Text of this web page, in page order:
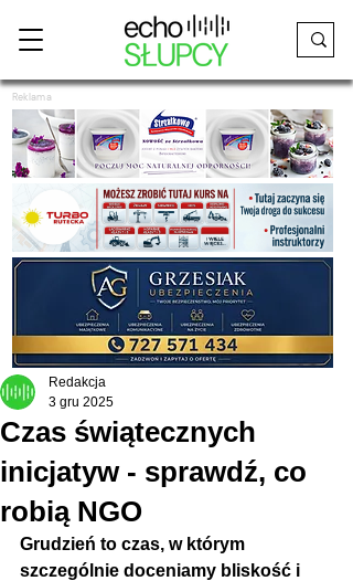
Reklama
Czas świątecznych
inicjatyw - sprawdź, co
robią NGO
Redakcja
3 gru 2025
Grudzień to czas, w którym
szczególnie doceniamy bliskość i